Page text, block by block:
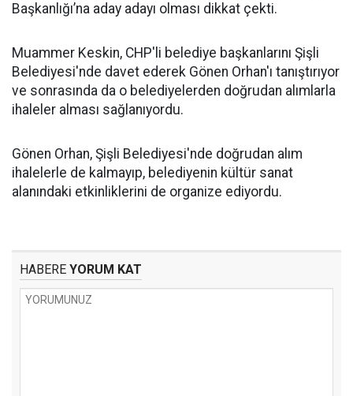
Başkanlığı’na aday adayı olması dikkat çekti.
Muammer Keskin, CHP'li belediye başkanlarını Şişli
Belediyesi'nde davet ederek Gönen Orhan'ı tanıştırıyor
ve sonrasında da o belediyelerden doğrudan alımlarla
ihaleler alması sağlanıyordu.
Gönen Orhan, Şişli Belediyesi'nde doğrudan alım
ihalelerle de kalmayıp, belediyenin kültür sanat
alanındaki etkinliklerini de organize ediyordu.
HABERE YORUM KAT